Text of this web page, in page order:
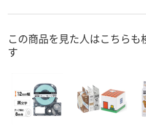
この商品を見た人はこちらも
す